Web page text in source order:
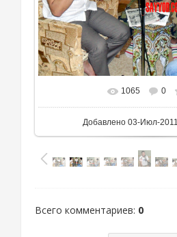
1065 0
Добавлено03-Июл-2011
Всего комментариев: 0